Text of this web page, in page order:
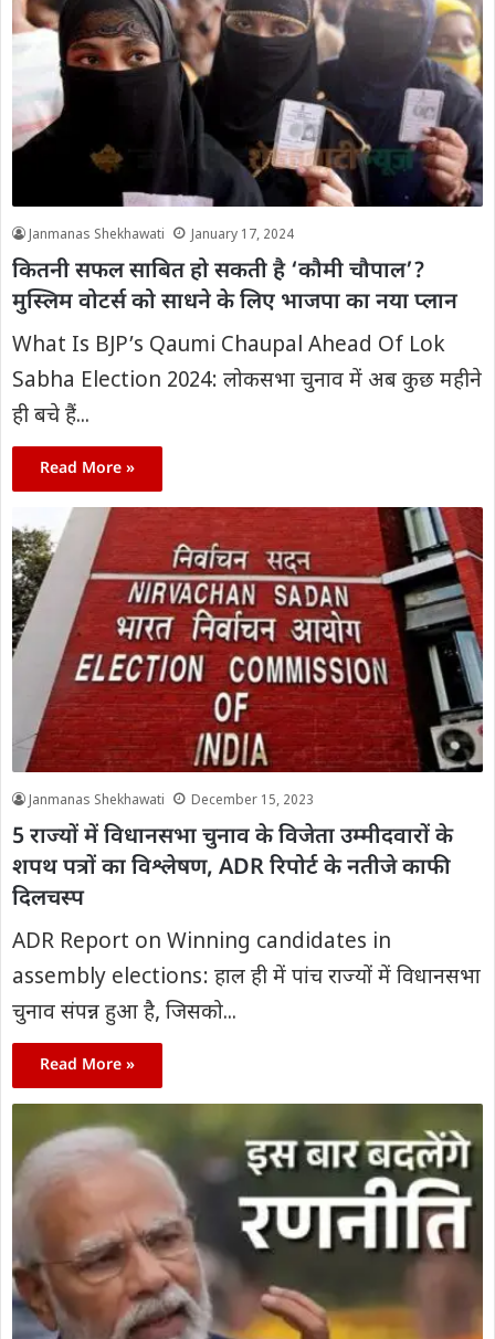
Janmanas Shekhawati January 17, 2024
कितनी सफल साबित हो सकती है ‘कौमी चौपाल’?
मुस्लिम वोटर्स को साधने के लिए भाजपा का नया प्लान
What Is BJP’s Qaumi Chaupal Ahead Of Lok
Sabha Election 2024: लोकसभा चुनाव में अब कुछ महीने
ही बचे हैं...
Read More »
Janmanas Shekhawati December 15, 2023
5 राज्यों में विधानसभा चुनाव के विजेता उम्मीदवारों के
शपथ पत्रों का विश्लेषण, ADR रिपोर्ट के नतीजे काफी
दिलचस्प
ADR Report on Winning candidates in
assembly elections: हाल ही में पांच राज्यों में विधानसभा
चुनाव संपन्न हुआ है, जिसको...
Read More »